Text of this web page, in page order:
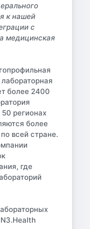
к нашей
с
медицинская
более 2400
регионах
более
всей стране.
где